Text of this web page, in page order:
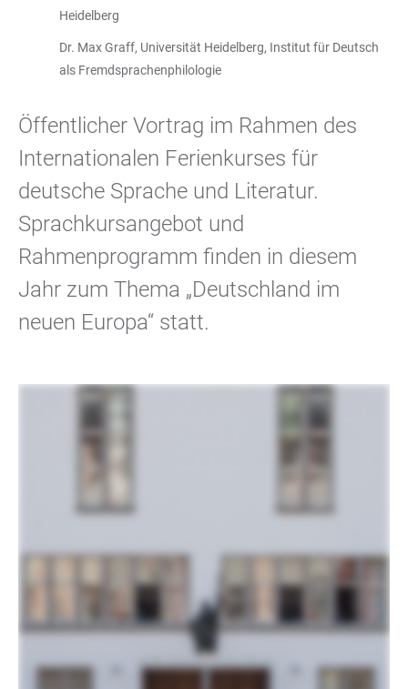
Heidelberg
Dr. Max Graff, Universität Heidelberg, Institut für Deutsch
als Fremdsprachenphilologie
Öffentlicher Vortrag im Rahmen des
Internationalen Ferienkurses für
deutsche Sprache und Literatur.
Sprachkursangebot und
Rahmenprogramm finden in diesem
Jahr zum Thema „Deutschland im
neuen Europa“ statt.